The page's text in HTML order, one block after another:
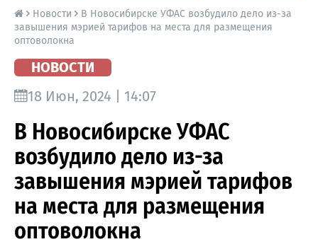
Precedent.
Новости
В Новосибирске УФАС возбудило дело из-за
завышения мэрией тарифов на места для размещения
оптоволокна
НОВОСТИ
18 Июн, 2024 | 14:07
В Новосибирске УФАС
возбудило дело из-за
завышения мэрией тарифов
на места для размещения
оптоволокна